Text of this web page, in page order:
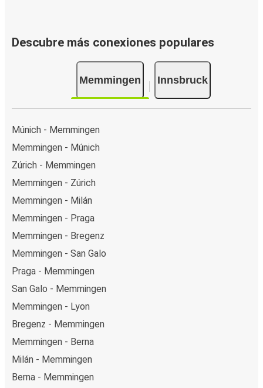
Descubre más conexiones populares
Memmingen Innsbruck
Múnich - Memmingen
Memmingen - Múnich
Zúrich - Memmingen
Memmingen - Zúrich
Memmingen - Milán
Memmingen - Praga
Memmingen - Bregenz
Memmingen - San Galo
Praga - Memmingen
San Galo - Memmingen
Memmingen - Lyon
Bregenz - Memmingen
Memmingen - Berna
Milán - Memmingen
Berna - Memmingen